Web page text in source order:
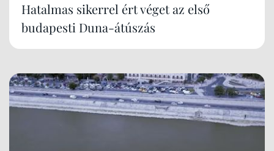
Hatalmas sikerrel ért véget az első
budapesti Duna-átúszás